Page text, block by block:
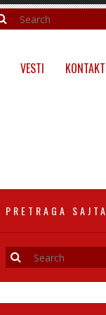
VESTI KONTAKT
PRETRAGA SAJTA